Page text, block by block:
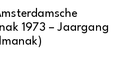
1973 – Jaargang